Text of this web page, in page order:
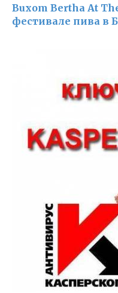
Buxom Bertha At
фестивале пива в